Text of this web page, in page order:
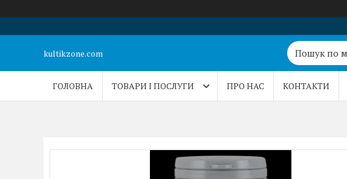
kultikzone.com
ГОЛОВНА ТОВАРИ І ПОСЛУГИ ПРО НАС КОНТАКТИ